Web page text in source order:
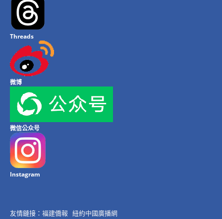
Threads
微博
微信公众号
Instagram
友情鏈接： 福建僑報 紐約中國廣播網